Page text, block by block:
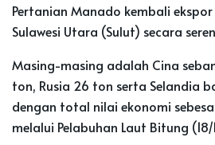
Pertanian Manado kembali
Sulawesi Utara (Sulut) secara
Masing-masing adalah Cina
ton, Rusia 26 ton serta Selandia
dengan total nilai ekonomi
melalui Pelabuhan Laut Bitung (18/